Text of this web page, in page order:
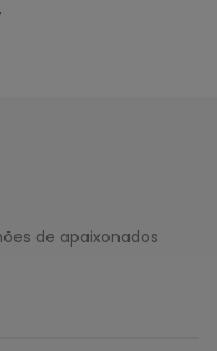
de apaixonados